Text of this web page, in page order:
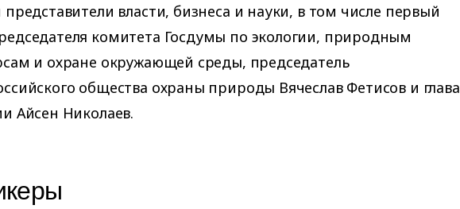
представители власти, бизнеса и науки, в том числе первый
комитета Госдумы по экологии, природным
и охране окружающей среды, председатель
общества охраны природы Вячеслав Фетисов и глава
Айсен Николаев.